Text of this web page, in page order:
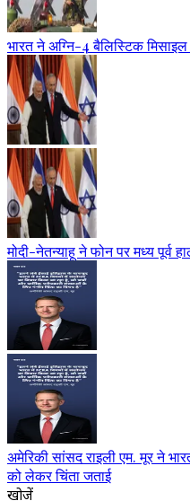
भारत ने अग्नि-4 बैलिस्टिक
मोदी-नेतन्याहू ने फोन पर मध्य पूर्व
अमेरिकी सांसद राइली एम. मूर ने
को लेकर चिंता जताई
खोजें